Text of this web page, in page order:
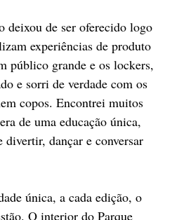
deixou de ser oferecido logo
experiências de produto
público grande e os lockers,
e sorri de verdade com os
copos. Encontrei muitos
de uma educação única,
divertir, dançar e conversar
única, a cada edição, o
O interior do Parque